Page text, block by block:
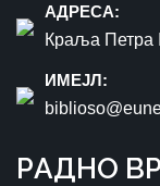
AДРEСA:
Краља Петра
ИМEЈЛ:
РAДНO